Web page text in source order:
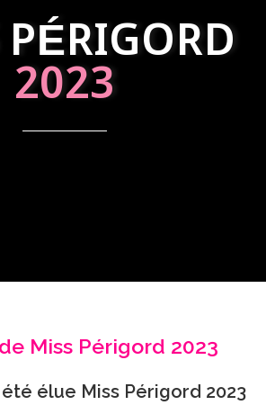
2023
Miss Périgord 2023
élue Miss Périgord 2023